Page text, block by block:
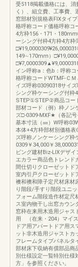
受5118掲載価格には、
く）、組立費、工事費
窓部材別規格表FIXタイ
格呼称コード価格呼称コ
4方枠156・171・
ーシング付枠4方枠4方
149∼170mm）
イン呼称a：色b：呼称
格呼称コードWTMF-ＣＭ
イズ呼称03090318サイ
シング枠ケーシング付枠
STEP①STEP②商品コー
部材コード（例）枠ノン
ズ□-0309-MXF★（各記
基本寸法（㎜）W呼称
本体+4方枠部材別価格表
ズ呼称ノンケーシング枠
0309￥34,000￥
ビング建材Biz-LIXデザ
エカラー商品色トレンド
間仕切りクローゼットド
室内引戸クローゼットド
襖和襖和障子定尺材床材
り階段/手すり階段ユニ
フォーム階段造作材定尺
ス室内物干し出窓カウン
窓枠在来用木造用ジャス
用 （在来・204）マイ
ドア用アパートドア用
ット非木造用ジャストカ
フレームタイプパネルタ
部材床下収納有償部品商
別仕様設定一覧特別仕様
方」を参照ください。